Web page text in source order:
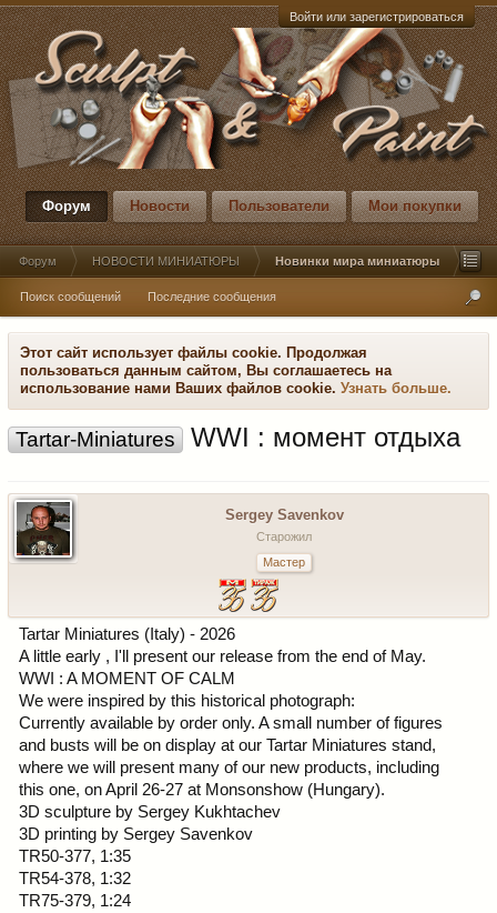
Войти или зарегистрироваться
Форум Новости Пользователи Мои покупки
Форум НОВОСТИ МИНИАТЮРЫ Новинки мира миниатюры
Поиск сообщений Последние сообщения
Этот сайт использует файлы cookie. Продолжая
пользоваться данным сайтом, Вы соглашаетесь на
использование нами Ваших файлов cookie. Узнать больше.
Tartar-Miniatures WWI : момент отдыха
Sergey Savenkov
Старожил
Мастер
Tartar Miniatures (Italy) - 2026
A little early , I'll present our release from the end of May.
WWI : A MOMENT OF CALM
We were inspired by this historical photograph:
Currently available by order only. A small number of figures
and busts will be on display at our Tartar Miniatures stand,
where we will present many of our new products, including
this one, on April 26-27 at Monsonshow (Hungary).
3D sculpture by Sergey Kukhtachev
3D printing by Sergey Savenkov
TR50-377, 1:35
TR54-378, 1:32
TR75-379, 1:24